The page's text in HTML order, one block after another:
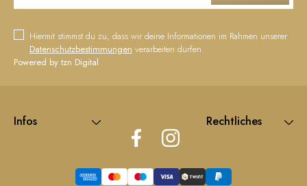
Infos Rechtliches
Hiermit stimmst du zu, dass wir deine Informationen im Rahmen unserer
Datenschutzbestimmungen verarbeiten dürfen.
Powered by tzn Digital